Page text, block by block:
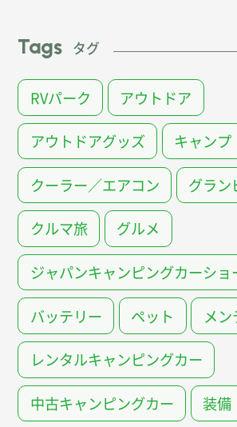
Tags タグ
RVパーク アウトドア
アウトドアグッズ キャンプ
クーラー／エアコン グラン
クルマ旅 グルメ
ジャパンキャンピングカーショ
バッテリー ペット メ
レンタルキャンピングカー
中古キャンピングカー 装備